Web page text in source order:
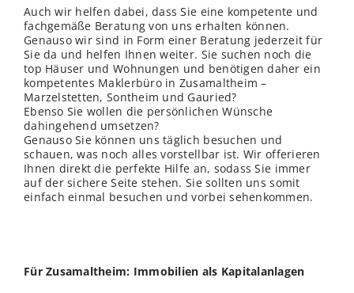
Auch wir helfen dabei, dass Sie eine kompetente und
fachgemäße Beratung von uns erhalten können.
Genauso wir sind in Form einer Beratung jederzeit für
Sie da und helfen Ihnen weiter. Sie suchen noch die
top Häuser und Wohnungen und benötigen daher ein
kompetentes Maklerbüro in Zusamaltheim –
Marzelstetten, Sontheim und Gauried?
Ebenso Sie wollen die persönlichen Wünsche
dahingehend umsetzen?
Genauso Sie können uns täglich besuchen und
schauen, was noch alles vorstellbar ist. Wir offerieren
Ihnen direkt die perfekte Hilfe an, sodass Sie immer
auf der sichere Seite stehen. Sie sollten uns somit
einfach einmal besuchen und vorbei sehenkommen.
Für Zusamaltheim: Immobilien als Kapitalanlagen